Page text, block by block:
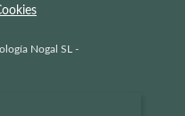
Nogal SL -